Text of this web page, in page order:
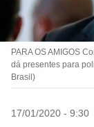
PARA OS AMIGOS
dá presentes para
Brasil)
17/01/2020 - 9:30